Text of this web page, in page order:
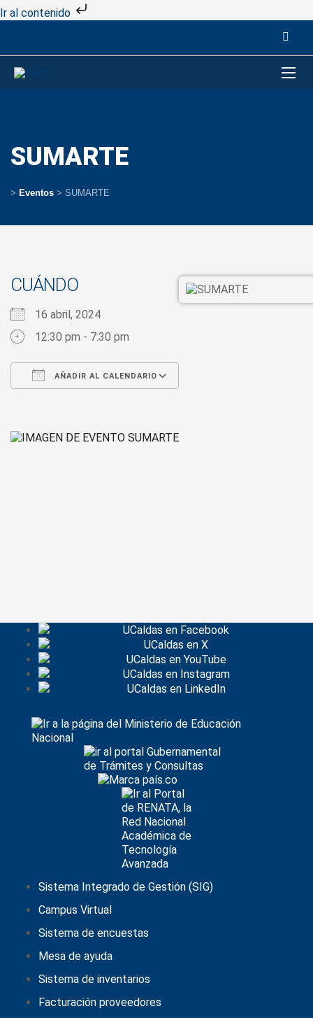
Ir al contenido
> Eventos > SUMARTE
SUMARTE
CUÁNDO
16 abril, 2024
12:30 pm - 7:30 pm
AÑADIR AL CALENDARIO
Sistema Integrado de Gestión (SIG)
Campus Virtual
Sistema de encuestas
Mesa de ayuda
Sistema de inventarios
Facturación proveedores